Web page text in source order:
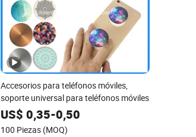
Accesorios para teléfonos móviles,
soporte universal para teléfonos móviles
US$ 0,35-0,50
100 Piezas (MOQ)